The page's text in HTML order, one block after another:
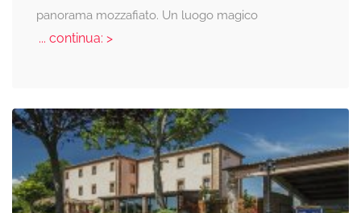
panorama mozzafiato. Un luogo magico
... continua: >